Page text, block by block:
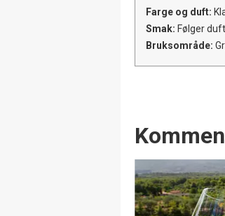
Farge og duft:
Smak: Følger
Bruksområde:
Events